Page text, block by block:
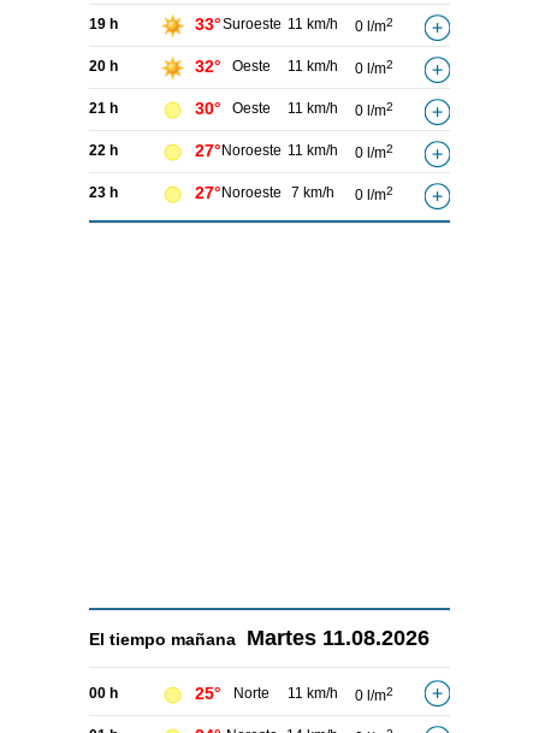
19 h 33°Suroeste 11 km/h 0 l/m2
20 h 32° Oeste 11 km/h 0 l/m2
21 h 30° Oeste 11 km/h 0 l/m2
22 h 27° Noroeste 11 km/h 0 l/m2
23 h 27° Noroeste 7 km/h 0 l/m2
El tiempo mañana Martes 11.08.2026
00 h 25° Norte 11 km/h 0 l/m2